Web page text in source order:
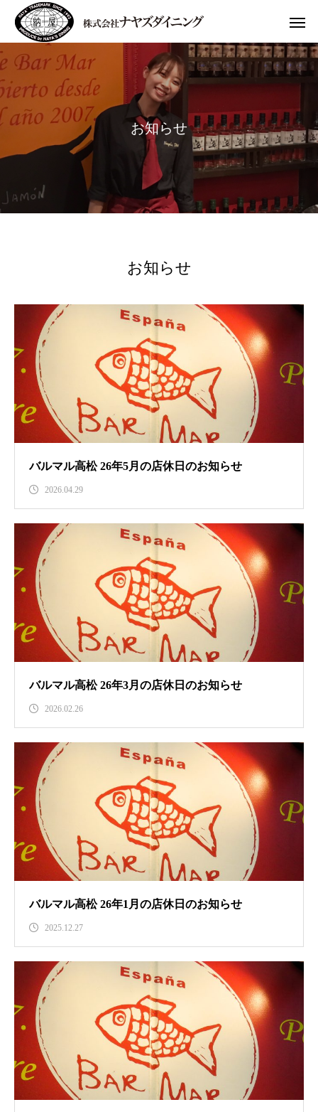
お知らせ
お知らせ
バルマル高松 26年5月の店休日のお知らせ
2026.04.29
バルマル高松 26年3月の店休日のお知らせ
2026.02.26
バルマル高松 26年1月の店休日のお知らせ
2025.12.27